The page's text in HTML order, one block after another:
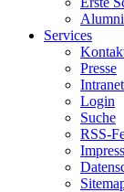
Services
Presse
Intranet
Login
Suche
RSS-